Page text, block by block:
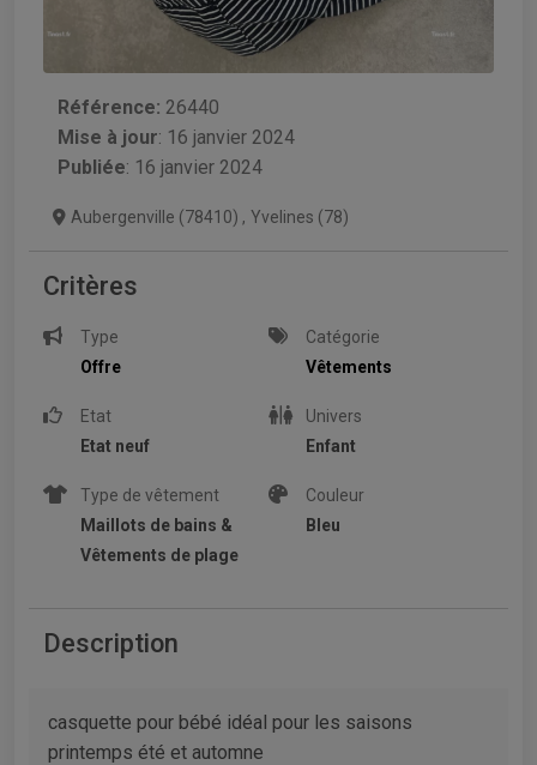
Référence: 26440
Mise à jour: 16 janvier 2024
Publiée: 16 janvier 2024
Aubergenville (78410) , Yvelines (78)
Critères
Type
Offre
Catégorie
Vêtements
Etat
Etat neuf
Univers
Enfant
Type de vêtement
Maillots de bains &
Vêtements de plage
Couleur
Bleu
Description
casquette pour bébé idéal pour les saisons
printemps été et automne